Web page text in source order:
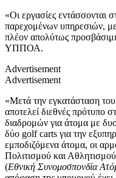
«Οι εργασίες εντάσσονται
παρεχομένων υπηρεσιών,
πλέον απολύτως
ΥΠΠΟΑ.
Advertisement
Advertisement
«Μετά την εγκατάσταση
αποτελεί διεθνές πρότυπο
διαδρομών για άτομα με
δύο golf carts για την
εμποδιζόμενα άτομα, οι
Πολιτισμού και
(Εθνική Συνομοσπονδία